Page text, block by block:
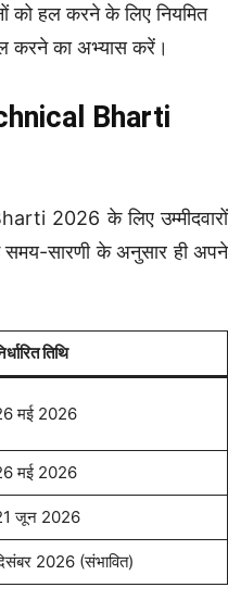
को हल करने के लिए नियमित
करने का अभ्यास करें।
Bharti
2026 के लिए उम्मीदवारों
समय-सारणी के अनुसार ही अपने
तिथि
मई 2026
मई 2026
जून 2026
2026 (संभावित)